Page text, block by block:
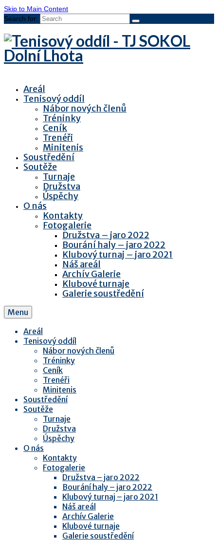
Skip to Main Content
Search for:
Areál
Tenisový oddíl
Nábor nových členů
Tréninky
Ceník
Trenéři
Minitenis
Soustředění
Soutěže
Turnaje
Družstva
Úspěchy
O nás
Kontakty
Fotogalerie
Družstva – jaro 2022
Bourání haly – jaro 2022
Klubový turnaj – jaro 2021
Náš areál
Archív Galerie
Klubové turnaje
Galerie soustředění
Menu
Areál
Tenisový oddíl
Nábor nových členů
Tréninky
Ceník
Trenéři
Minitenis
Soustředění
Soutěže
Turnaje
Družstva
Úspěchy
O nás
Kontakty
Fotogalerie
Družstva – jaro 2022
Bourání haly – jaro 2022
Klubový turnaj – jaro 2021
Náš areál
Archív Galerie
Klubové turnaje
Galerie soustředění